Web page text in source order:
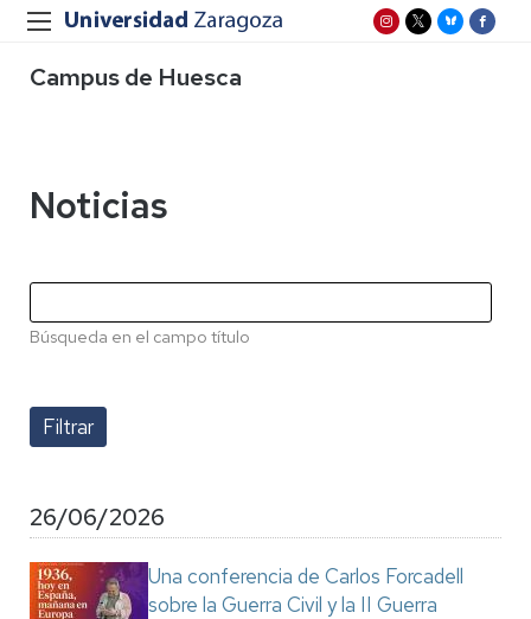
Campus de Huesca
Noticias
Búsqueda en el campo título
26/06/2026
Una conferencia de Carlos Forcadell
sobre la Guerra Civil y la II Guerra